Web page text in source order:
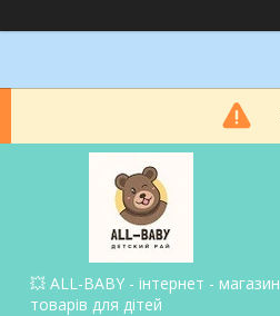
💥 ALL-BABY - інтернет - магазин
товарів для дітей